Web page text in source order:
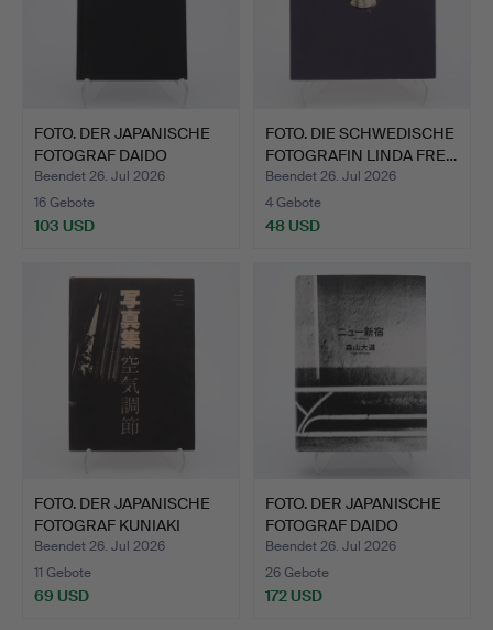
FOTO. DER JAPANISCHE
FOTOGRAF DAIDO
MORIYA…
Beendet 26. Jul 2026
16 Gebote
103 USD
FOTO. DIE SCHWEDISCHE
FOTOGRAFIN LINDA FRE…
Beendet 26. Jul 2026
4 Gebote
48 USD
FOTO. DER JAPANISCHE
FOTOGRAF KUNIAKI
OKAZ…
Beendet 26. Jul 2026
11 Gebote
69 USD
FOTO. DER JAPANISCHE
FOTOGRAF DAIDO
MORIYA…
Beendet 26. Jul 2026
26 Gebote
172 USD